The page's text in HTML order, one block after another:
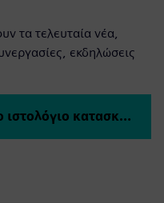
τα τελευταία νέα,
εκδηλώσεις
Επισκεφτείτε το NX για το ιστολόγιο κατασκευής